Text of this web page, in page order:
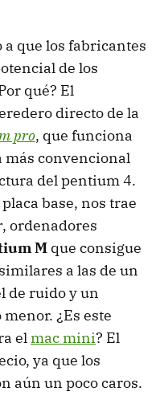
a que los fabricantes
de los
qué? El
directo de la
pro, que funciona
convencional
del pentium 4.
base, nos trae
, ordenadores
M que consigue
a las de un
de ruido y un
¿Es este
elmac mini? El
ya que los
aún un poco caros.